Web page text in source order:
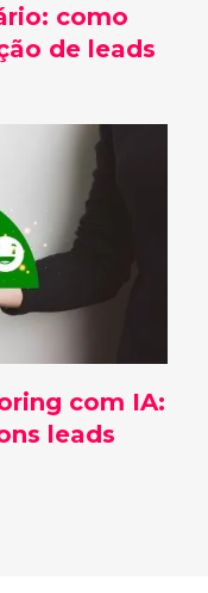
como
de leads
com IA:
leads